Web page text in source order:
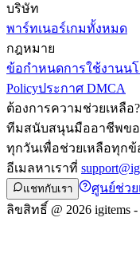
บริษัท
พาร์ทเนอร์เกมทั้งหมด
กฎหมาย
ข้อกำหนดการใช้งานน
Policyประกาศ DMCA
ต้องการความช่วยเหลือ?
ทีมสนับสนุนมืออาชีพขอ
ทุกวันเพื่อช่วยเหลือทุกข้
อีเมลหาเราที่
แชทกับเรา ศูนย์ช่วย
ลิขสิทธิ์ @ 2026 igitems